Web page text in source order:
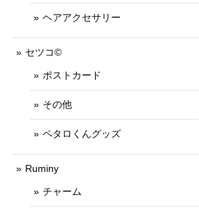
ヘアアクセサリー
セツコ©
ポストカード
その他
ペタロくんグッズ
Ruminy
チャーム